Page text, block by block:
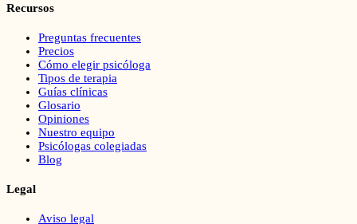
Recursos
Preguntas frecuentes
Precios
Cómo elegir psicóloga
Tipos de terapia
Guías clínicas
Glosario
Opiniones
Nuestro equipo
Psicólogas colegiadas
Blog
Legal
Aviso legal